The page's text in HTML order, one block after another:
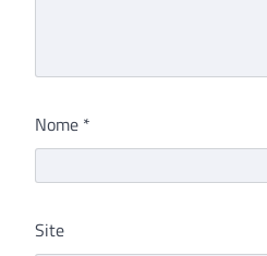
Nome *
Site